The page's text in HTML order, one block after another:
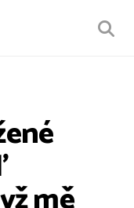
VYHLEDÁVÁNÍ